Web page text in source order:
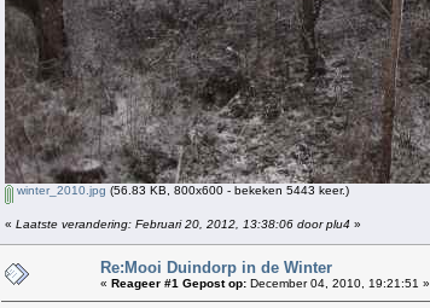
winter_2010.jpg (56.83 KB, 800x600 - bekeken 5443 keer.)
« Laatste verandering: Februari 20, 2012, 13:38:06 door plu4 »
Re:Mooi Duindorp in de Winter
« Reageer #1 Gepost op: December 04, 2010, 19:21:51 »